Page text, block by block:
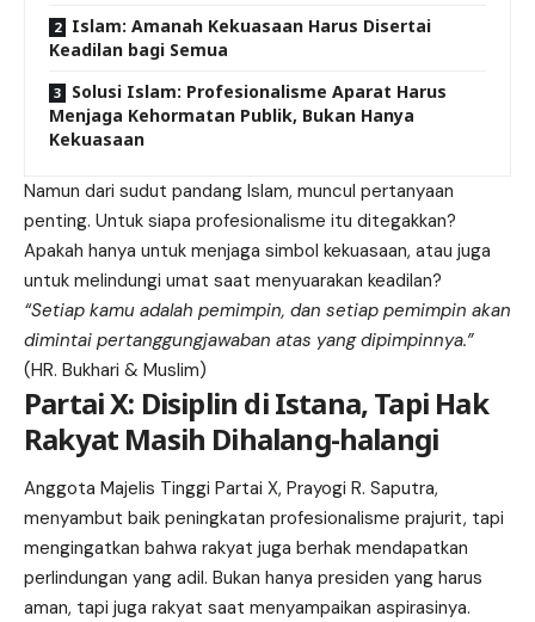
Islam: Amanah Kekuasaan Harus Disertai
Keadilan bagi Semua
Solusi Islam: Profesionalisme Aparat Harus
Menjaga Kehormatan Publik, Bukan Hanya
Kekuasaan
Namun dari sudut pandang Islam, muncul pertanyaan
penting. Untuk siapa profesionalisme itu ditegakkan?
Apakah hanya untuk menjaga simbol kekuasaan, atau juga
untuk melindungi umat saat menyuarakan keadilan?
“Setiap kamu adalah pemimpin, dan setiap pemimpin akan
dimintai pertanggungjawaban atas yang dipimpinnya.”
(HR. Bukhari & Muslim)
Partai X: Disiplin di Istana, Tapi Hak
Rakyat Masih Dihalang-halangi
Anggota Majelis Tinggi Partai X, Prayogi R. Saputra,
menyambut baik peningkatan profesionalisme prajurit, tapi
mengingatkan bahwa rakyat juga berhak mendapatkan
perlindungan yang adil. Bukan hanya presiden yang harus
aman, tapi juga rakyat saat menyampaikan aspirasinya.